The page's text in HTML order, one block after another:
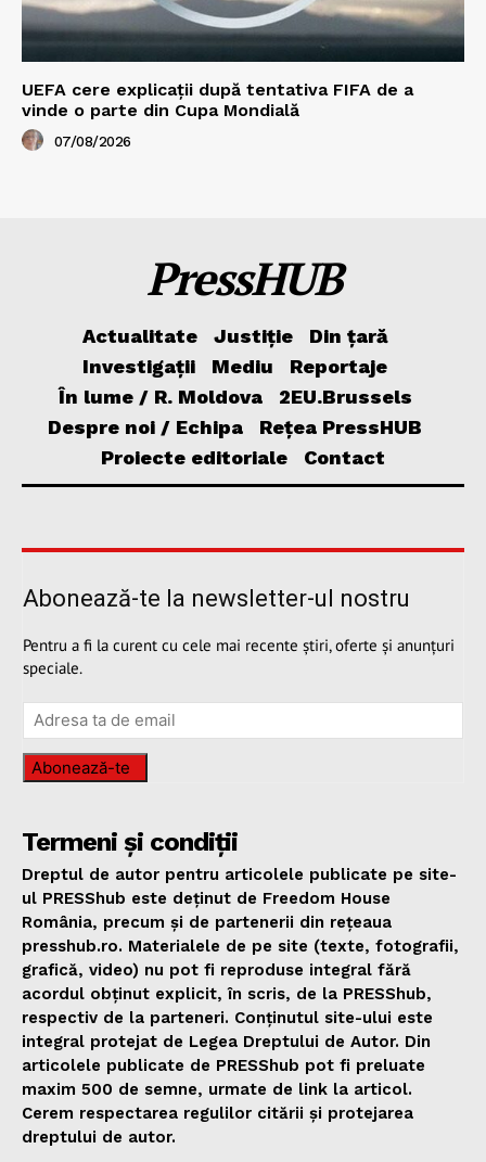
UEFA cere explicații după tentativa FIFA de a
vinde o parte din Cupa Mondială
07/08/2026
PressHUB
Actualitate Justiție
Din țară
Investigații
Mediu
Reportaje
În lume / R. Moldova
2EU.Brussels
Despre noi / Echipa
Rețea PressHUB
Proiecte editoriale
Contact
Abonează-te la newsletter-ul nostru
Pentru a fi la curent cu cele mai recente știri, oferte și anunțuri
speciale.
Abonează-te
Termeni și condiții
Dreptul de autor pentru articolele publicate pe site-
ul PRESShub este deținut de Freedom House
România, precum și de partenerii din rețeaua
presshub.ro. Materialele de pe site (texte, fotografii,
grafică, video) nu pot fi reproduse integral fără
acordul obținut explicit, în scris, de la PRESShub,
respectiv de la parteneri. Conținutul site-ului este
integral protejat de Legea Dreptului de Autor. Din
articolele publicate de PRESShub pot fi preluate
maxim 500 de semne, urmate de link la articol.
Cerem respectarea regulilor citării și protejarea
dreptului de autor.